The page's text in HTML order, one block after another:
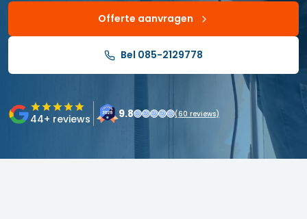
Offerte aanvragen
Bel 085-2129778
44+ reviews 9.8 (60 reviews)